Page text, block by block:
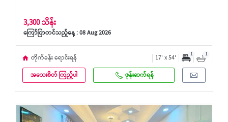
3,300 သိန်း
ကြော်ငြာတင်သည့်နေ့ : 08 Aug 2026
တိုက်ခန်း ရောင်းရန် 17' x 54' 1 1
အသေးစိတ် ကြည့်ပါ ဖုန်းဆက်ရန်